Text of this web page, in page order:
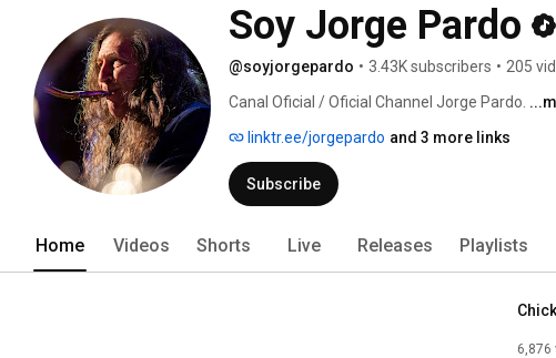
Soy Jorge Pardo
@soyjorgepardo • 3.43K subscribers • 205
Canal Oficial / Oficial Channel Jorge Pardo.
linktr.ee/jorgepardo and 3 more links
Subscribe
Home Videos Shorts Live Releases Playlists
6,876